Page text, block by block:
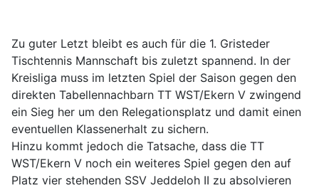
Zu guter Letzt bleibt es auch für die 1. Gristeder
Tischtennis Mannschaft bis zuletzt spannend. In der
Kreisliga muss im letzten Spiel der Saison gegen den
direkten Tabellennachbarn TT WST/Ekern V zwingend
ein Sieg her um den Relegationsplatz und damit einen
eventuellen Klassenerhalt zu sichern.
Hinzu kommt jedoch die Tatsache, dass die TT
WST/Ekern V noch ein weiteres Spiel gegen den auf
Platz vier stehenden SSV Jeddeloh II zu absolvieren